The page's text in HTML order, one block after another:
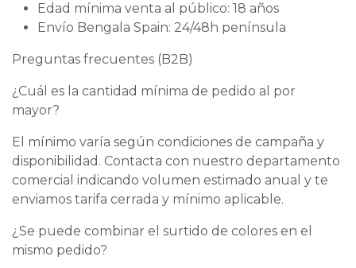
Edad mínima venta al público: 18 años
Envío Bengala Spain: 24/48h península
Preguntas frecuentes (B2B)
¿Cuál es la cantidad mínima de pedido al por
mayor?
El mínimo varía según condiciones de campaña y
disponibilidad. Contacta con nuestro departamento
comercial indicando volumen estimado anual y te
enviamos tarifa cerrada y mínimo aplicable.
¿Se puede combinar el surtido de colores en el
mismo pedido?